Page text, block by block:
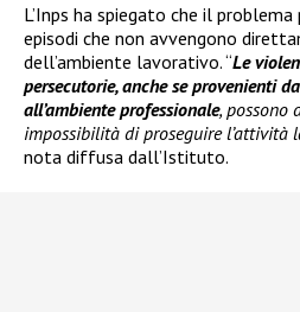
L’Inps ha spiegato che il problema
episodi che non avvengono
dell’ambiente lavorativo. “Le
persecutorie, anche se provenienti
all’ambiente professionale, possono
impossibilità di proseguire l’attività
nota diffusa dall’Istituto.